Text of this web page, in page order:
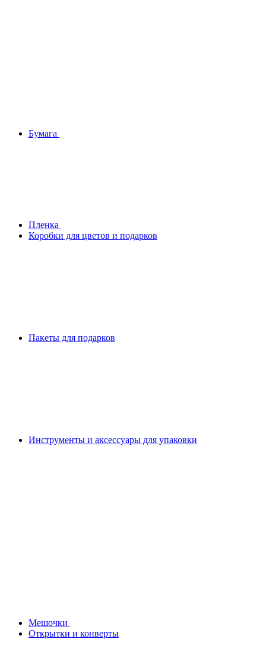
Бумага
Плeнка
Коробки для цветов и подарков
Пакеты для подарков
Инструменты и аксессуары для упаковки
Мешочки
Открытки и конверты